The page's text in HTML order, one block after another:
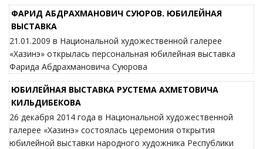
ФАРИД АБДРАХМАНОВИЧ СУЮРОВ. ЮБИЛЕЙНАЯ
ВЫСТАВКА
21.01.2009 в Национальной художественной галерее
«Хазинэ» открылась персональная юбилейная выставка
Фарида Абдрахмановича Суюрова
ЮБИЛЕЙНАЯ ВЫСТАВКА РУСТЕМА АХМЕТОВИЧА
КИЛЬДИБЕКОВА
26 декабря 2014 года в Национальной художественной
галерее «Хазинэ» состоялась церемония открытия
юбилейной выставки народного художника Республики